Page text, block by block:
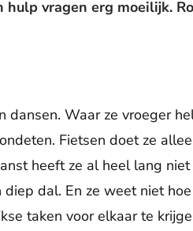
vragen erg moeilijk.
dansen. Waar ze vroeger
Fietsen doet ze
heeft ze al heel lang
dal. En ze weet niet
taken voor elkaar te